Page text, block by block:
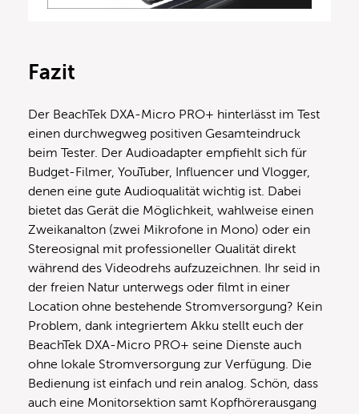
Fazit
Der BeachTek DXA-Micro PRO+ hinterlässt im Test
einen durchwegweg positiven Gesamteindruck
beim Tester. Der Audioadapter empfiehlt sich für
Budget-Filmer, YouTuber, Influencer und Vlogger,
denen eine gute Audioqualität wichtig ist. Dabei
bietet das Gerät die Möglichkeit, wahlweise einen
Zweikanalton (zwei Mikrofone in Mono) oder ein
Stereosignal mit professioneller Qualität direkt
während des Videodrehs aufzuzeichnen. Ihr seid in
der freien Natur unterwegs oder filmt in einer
Location ohne bestehende Stromversorgung? Kein
Problem, dank integriertem Akku stellt euch der
BeachTek DXA-Micro PRO+ seine Dienste auch
ohne lokale Stromversorgung zur Verfügung. Die
Bedienung ist einfach und rein analog. Schön, dass
auch eine Monitorsektion samt Kopfhörerausgang